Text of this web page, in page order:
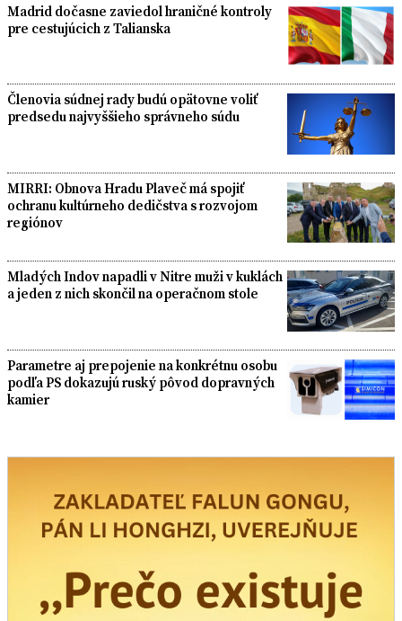
Madrid dočasne zaviedol hraničné kontroly
pre cestujúcich z Talianska
Členovia súdnej rady budú opätovne voliť
predsedu najvyššieho správneho súdu
MIRRI: Obnova Hradu Plaveč má spojiť
ochranu kultúrneho dedičstva s rozvojom
regiónov
Mladých Indov napadli v Nitre muži v kuklách
a jeden z nich skončil na operačnom stole
Parametre aj prepojenie na konkrétnu osobu
podľa PS dokazujú ruský pôvod dopravných
kamier